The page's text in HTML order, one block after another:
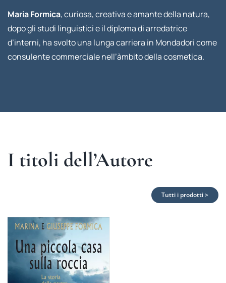
Maria Formica, curiosa, creativa e amante della natura,
dopo gli studi linguistici e il diploma di arredatrice
d’interni, ha svolto una lunga carriera in Mondadori come
consulente commerciale nell’àmbito della cosmetica.
I titoli dell’Autore
Tutti i prodotti >